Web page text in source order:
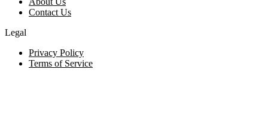
Contact Us
Legal
Privacy Policy
Terms of Service